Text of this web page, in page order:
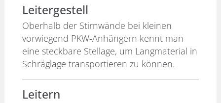
Leitergestell
Oberhalb der Stirnwände bei kleinen
vorwiegend PKW-Anhängern kennt man
eine steckbare Stellage, um Langmaterial in
Schräglage transportieren zu können.
Leitern